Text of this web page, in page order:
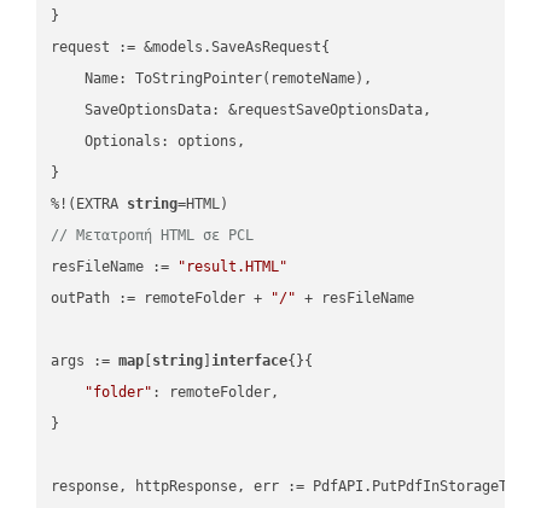
}
request := &models.SaveAsRequest{
    Name: ToStringPointer(remoteName),
    SaveOptionsData: &requestSaveOptionsData,
    Optionals: options,
}
%!(EXTRA string
// Μετατροπή HTML σε PCL
resFileName :=
"result.HTML"
outPath := remoteFolder +
"/" + resFileName
args := map string ]interface{}{
"folder" : remoteFolder,
}